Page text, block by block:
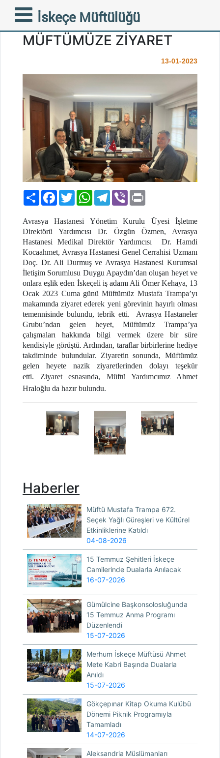
İskeçe Müftülüğü
AVRASYA HASTANELER
GRUBUNDAN
MÜFTÜMÜZE ZİYARET
13-01-2023
PaylaşFacebook
TwitterWhatsAppTelegram
Viber
Avrasya Hastanesi Yönetim Kurulu Üyesi İşletme
Direktörü Yardımcısı Dr. Özgün Özmen, Avrasya
Hastanesi Medikal Direktör Yardımcısı Dr. Hamdi
Kocaahmet, Avrasya Hastanesi Genel Cerrahisi Uzmanı
Doç. Dr. Ali Durmuş ve Avrasya Hastanesi Kurumsal
İletişim Sorumlusu Duygu Apaydın’dan oluşan heyet ve
onlara eşlik eden İskeçeli iş adamı Ali Ömer Kehaya, 13
Ocak 2023 Cuma günü Müftümüz Mustafa Trampa’yı
makamında ziyaret ederek yeni görevinin hayırlı olması
temennisinde bulundu, tebrik etti.
Avrasya Hastaneler
Grubu’ndan gelen heyet, Müftümüz Trampa’ya
çalışmaları hakkında bilgi vermek üzere bir süre
kendisiyle görüştü. Ardından, taraflar birbirlerine hediye
takdiminde bulundular. Ziyaretin sonunda, Müftümüz
gelen heyete nazik ziyaretlerinden dolayı teşekür
etti. Ziyaret esnasında, Müftü Yardımcımız Ahmet
Hraloğlu da hazır bulundu.
Haberler
Müftü Mustafa Trampa 672.
Seçek Yağlı Güreşleri ve Kültürel
Etkinliklerine Katıldı
04-08-2026
15 Temmuz Şehitleri İskeçe
Camilerinde Dualarla Anılacak
16-07-2026
Gümülcine Başkonsolosluğunda
15 Temmuz Anma Programı
Düzenlendi
15-07-2026
Merhum İskeçe Müftüsü Ahmet
Mete Kabri Başında Dualarla
Anıldı
15-07-2026
Gökçepınar Kitap Okuma Kulübü
Dönemi Piknik Programıyla
Tamamladı
14-07-2026
Aleksandria Müslümanları